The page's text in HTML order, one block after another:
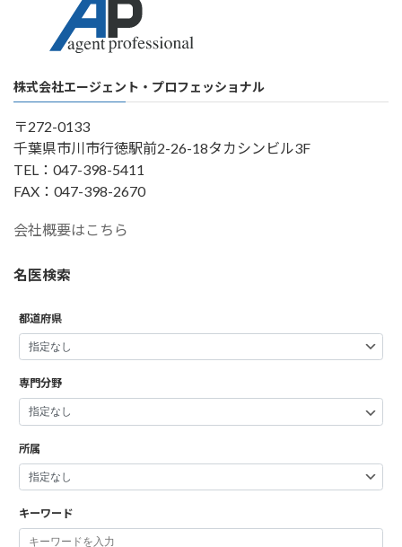
株式会社エージェント・プロフェッショナル
〒272-0133
千葉県市川市行徳駅前2-26-18タカシンビル3F
TEL：047-398-5411
FAX：047-398-2670
会社概要はこちら
名医検索
都道府県
専門分野
所属
キーワード